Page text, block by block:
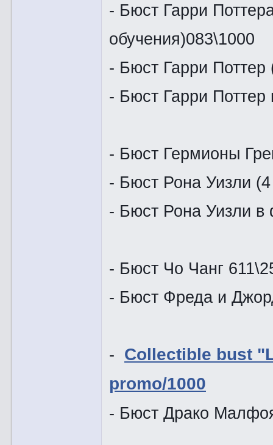
- Бюст Гарри
обучения)083\1000
- Бюст Гарри
- Бюст Гарри
- Бюст Гермионы
- Бюст Рона Уизли
- Бюст Рона
- Бюст Чо Чанг
- Бюст Фреда
- Collectible bust
promo/1000
- Бюст